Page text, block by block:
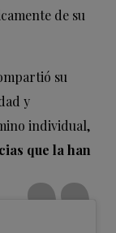
de su
su
y
individual,
que la han